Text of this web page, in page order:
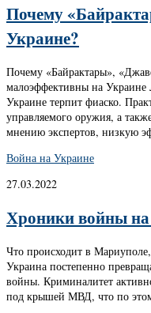
Почему
Украине?
Почему «Байрактары»,
малоэффективны на Украине
Украине терпит фиаско.
управляемого оружия, а
мнению экспертов, низкую
Война на Украине
27.03.2022
Хроники войны на
Что происходит в
Украина постепенно
войны. Криминалитет
под крышей МВД, что по